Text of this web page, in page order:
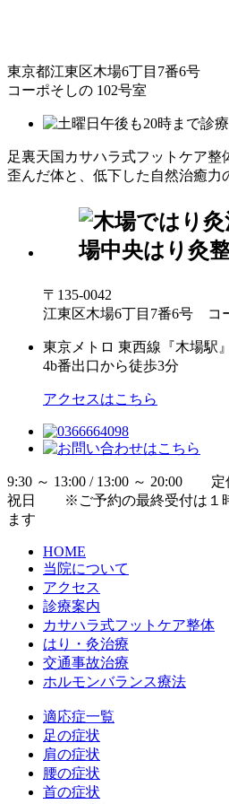
東京都江東区木場6丁目7番6号
コーポそしの 102号室
足裏天国カサハラ式フットケア整
歪んだ体と、低下した自然治癒力
〒135-0042
江東区木場6丁目7番6号 コ
東京メトロ 東西線『木場駅』
4b番出口から徒歩3分
アクセスはこちら
9:30 ～ 13:00 / 13:00 ～ 20:00
祝日 ※ご予約の最終受付は１時
ます
HOME
当院について
アクセス
診療案内
カサハラ式フットケア整体
はり・灸治療
交通事故治療
ホルモンバランス療法
適応症一覧
足の症状
肩の症状
腰の症状
首の症状